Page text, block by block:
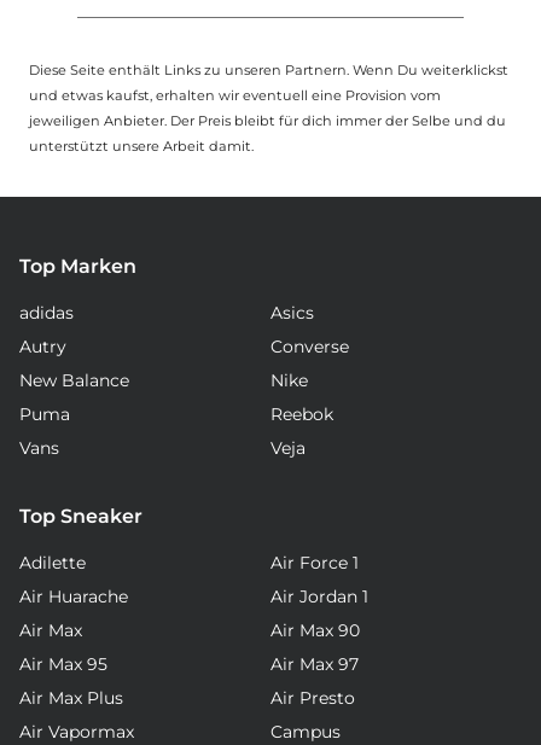
12
Diese Seite enthält Links zu unseren Partnern. Wenn Du weiterklickst
und etwas kaufst, erhalten wir eventuell eine Provision vom
jeweiligen Anbieter. Der Preis bleibt für dich immer der Selbe und du
unterstützt unsere Arbeit damit.
Top Marken
adidas
Asics
Autry
Converse
New Balance
Nike
Puma
Reebok
Vans
Veja
Top Sneaker
Adilette
Air Force 1
Air Huarache
Air Jordan 1
Air Max
Air Max 90
Air Max 95
Air Max 97
Air Max Plus
Air Presto
Air Vapormax
Campus